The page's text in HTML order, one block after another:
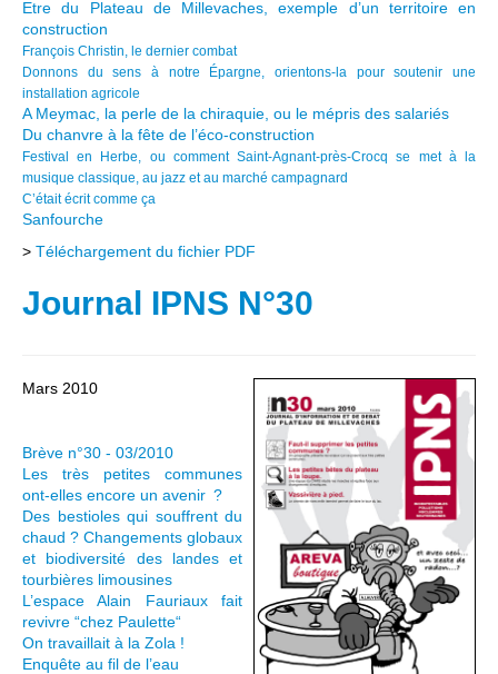
Etre du Plateau de Millevaches, exemple d’un territoire en
construction
François Christin, le dernier combat
Donnons du sens à notre Épargne, orientons-la pour soutenir une
installation agricole
A Meymac, la perle de la chiraquie, ou le mépris des salariés
Du chanvre à la fête de l’éco-construction
Festival en Herbe, ou comment Saint-Agnant-près-Crocq se met à la
musique classique, au jazz et au marché campagnard
C’était écrit comme ça
Sanfourche
> Téléchargement du fichier PDF
Journal IPNS N°30
Mars 2010
Brève n°30 - 03/2010
Les très petites communes
ont-elles encore un avenir ?
Des bestioles qui souffrent du
chaud ? Changements globaux
et biodiversité des landes et
tourbières limousines
L’espace Alain Fauriaux fait
revivre “chez Paulette“
On travaillait à la Zola !
Enquête au fil de l’eau